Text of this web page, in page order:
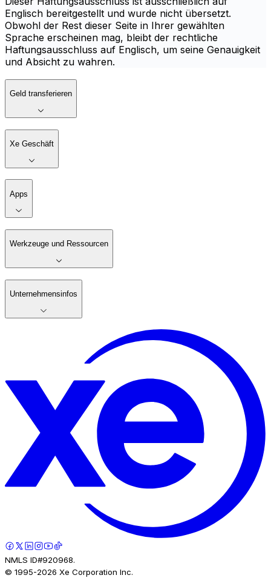
Englisch bereitgestellt und wurde nicht übersetzt.
Obwohl der Rest dieser Seite in Ihrer gewählten
Sprache erscheinen mag, bleibt der rechtliche
Haftungsausschluss auf Englisch, um seine Genauigkeit
und Absicht zu wahren.
Geld transferieren
Xe Geschäft
Apps
Werkzeuge und Ressourcen
Unternehmensinfos
NMLS ID#920968.
© 1995-2026 Xe Corporation Inc.